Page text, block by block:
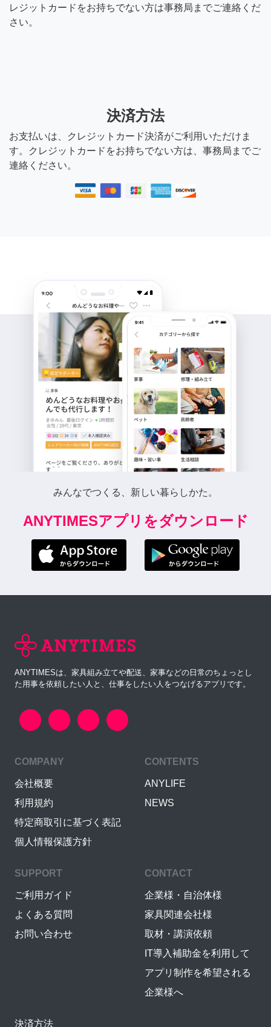
レジットカードをお持ちでない方は事務局までご連絡くだ
さい。
決済方法
お支払いは、クレジットカード決済がご利用いただけま
す。クレジットカードをお持ちでない方は、事務局までご
連絡ください。
みんなでつくる、新しい暮らしかた。
ANYTIMESアプリをダウンロード
ANYTIMESは、家具組み立てや配送、家事などの日常のちょっとし
た用事を依頼したい人と、仕事をしたい人をつなげるアプリです。
COMPANY
会社概要
利用規約
特定商取引に基づく表記
個人情報保護方針
CONTENTS
ANYLIFE
NEWS
SUPPORT
ご利用ガイド
よくある質問
お問い合わせ
CONTACT
企業様・自治体様
家具関連会社様
取材・講演依頼
IT導入補助金を利用して
アプリ制作を希望される
企業様へ
決済方法